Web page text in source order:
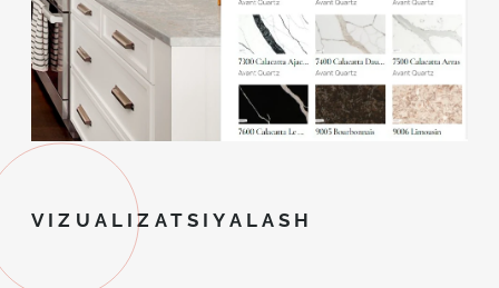
VIZUALIZATSIYALASH